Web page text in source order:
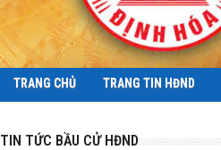
TRANG CHỦ TRANG TIN HĐND
TIN TỨC BẦU CỬ HĐND